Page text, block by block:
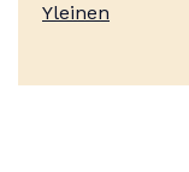
Yleinen